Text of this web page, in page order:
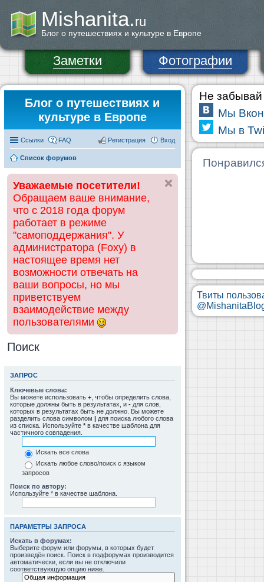
Mishanita.ru
Блог о путешествиях и культуре в Европе
Заметки Фотографии
Блог о путешествиях и
культуре в Европе
Ссылки FAQ Вход
Регистрация
Список форумов
Уважаемые посетители!
Обращаем ваше внимание,
что с 2018 года форум
работает в режиме
"самоподдержания". У
администратора (Foxy) в
настоящее время нет
возможности отвечать на
ваши вопросы, но мы
приветствуем
взаимодействие между
пользователями
Поиск
ЗАПРОС
Ключевые слова:
Вы можете использовать + , чтобы определить слова,
которые должны быть в результатах, и - для слов,
которых в результатах быть не должно. Вы можете
разделить слова символом | для поиска любого слова
из списка. Используйте * в качестве шаблона для
частичного совпадения.
Искать все слова
Искать любое слово/поиск с языком
запросов
Поиск по автору:
Используйте * в качестве шаблона.
ПАРАМЕТРЫ ЗАПРОСА
Искать в форумах:
Выберите форум или форумы, в которых будет
произведён поиск. Поиск в подфорумах производится
автоматически, если вы не отключили
соответствующую опцию ниже.
Не забывай
Мы
Мы в
Твиты